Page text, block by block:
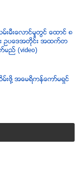
မီးေလာင္မႈတြင္ ေထာင္ ၈
ဥပေဒအတိုင္း အထက္တ
ည္ (video)
းဖို႔ အေမရိကန္ေကာ္မရွင္